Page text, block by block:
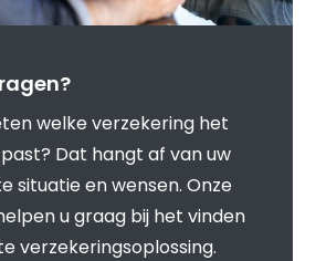
welke verzekering het
Dat hangt af van uw
situatie en wensen. Onze
u graag bij het vinden
verzekeringsoplossing.